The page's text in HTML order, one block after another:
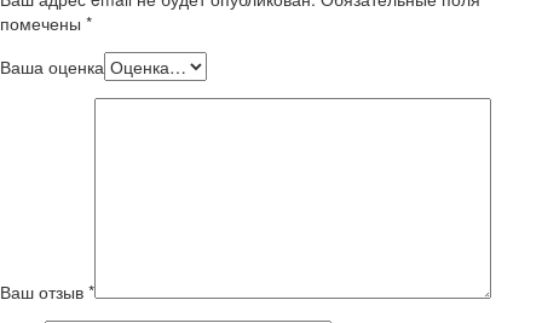
помечены *
Ваша оценка
Ваш отзыв *